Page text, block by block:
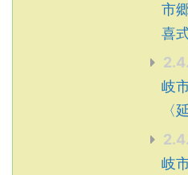
市
喜
岐
〈
岐